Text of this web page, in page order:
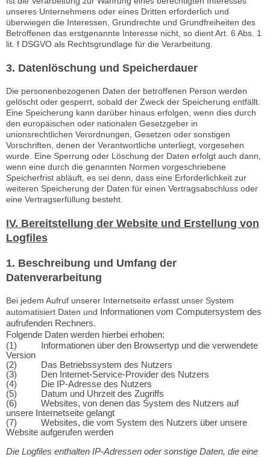
unseres Unternehmens oder eines Dritten erforderlich und
überwiegen die Interessen, Grundrechte und Grundfreiheiten des
Betroffenen das erstgenannte Interesse nicht, so dient Art. 6 Abs. 1
lit. f DSGVO als Rechtsgrundlage für die Verarbeitung.
3. Datenlöschung und Speicherdauer
Die personenbezogenen Daten der betroffenen Person werden
gelöscht oder gesperrt, sobald der Zweck der Speicherung entfällt.
Eine Speicherung kann darüber hinaus erfolgen, wenn dies durch
den europäischen oder nationalen Gesetzgeber in
unionsrechtlichen Verordnungen, Gesetzen oder sonstigen
Vorschriften, denen der Verantwortliche unterliegt, vorgesehen
wurde. Eine Sperrung oder Löschung der Daten erfolgt auch dann,
wenn eine durch die genannten Normen vorgeschriebene
Speicherfrist abläuft, es sei denn, dass eine Erforderlichkeit zur
weiteren Speicherung der Daten für einen Vertragsabschluss oder
eine Vertragserfüllung besteht.
IV. Bereitstellung der Website und Erstellung von
Logfiles
1. Beschreibung und Umfang der
Datenverarbeitung
Bei jedem Aufruf unserer Internetseite erfasst unser System
automatisiert Daten und
Informationen vom Computersystem des
aufrufenden Rechners.
Folgende Daten werden hierbei erhoben:
(1) Informationen über den Browsertyp und die verwendete
Version
(2) Das Betriebssystem des Nutzers
(3) Den Internet-Service-Provider des Nutzers
(4) Die IP-Adresse des Nutzers
(5) Datum und Uhrzeit des Zugriffs
(6) Websites, von denen das System des Nutzers auf
unsere Internetseite gelangt
(7) Websites, die vom System des Nutzers über unsere
Website aufgerufen werden
Die Logfiles enthalten IP-Adressen oder sonstige Daten, die eine